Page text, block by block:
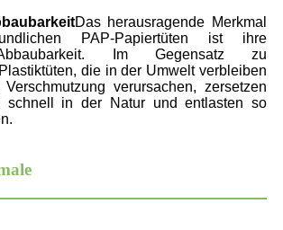
Das herausragende Merkmal
PAP-Papiertüten ist ihre
Im Gegensatz zu
die in der Umwelt verbleiben
verursachen, zersetzen
schnell in der Natur und entlasten so